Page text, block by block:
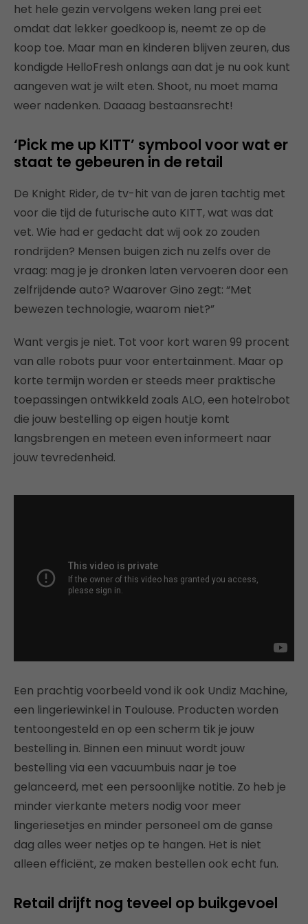
het hele gezin vervolgens weken lang prei eet
omdat dat lekker goedkoop is, neemt ze op de
koop toe. Maar man en kinderen blijven zeuren, dus
kondigde HelloFresh onlangs aan dat je nu ook kunt
aangeven wat je wilt eten. Shoot, nu moet mama
weer nadenken. Daaaag bestaansrecht!
‘Pick me up KITT’ symbool voor wat er
staat te gebeuren in de retail
De Knight Rider, de tv-hit van de jaren tachtig met
voor die tijd de futurische auto KITT, wat was dat
vet. Wie had er gedacht dat wij ook zo zouden
rondrijden? Mensen buigen zich nu zelfs over de
vraag: mag je je dronken laten vervoeren door een
zelfrijdende auto? Waarover Gino zegt: “Met
bewezen technologie, waarom niet?”
Want vergis je niet. Tot voor kort waren 99 procent
van alle robots puur voor entertainment. Maar op
korte termijn worden er steeds meer praktische
toepassingen ontwikkeld zoals ALO, een hotelrobot
die jouw bestelling op eigen houtje komt
langsbrengen en meteen even informeert naar
jouw tevredenheid.
Een prachtig voorbeeld vond ik ook Undiz Machine,
een lingeriewinkel in Toulouse. Producten worden
tentoongesteld en op een scherm tik je jouw
bestelling in. Binnen een minuut wordt jouw
bestelling via een vacuumbuis naar je toe
gelanceerd, met een persoonlijke notitie. Zo heb je
minder vierkante meters nodig voor meer
lingeriesetjes en minder personeel om de ganse
dag alles weer netjes op te hangen. Het is niet
alleen efficiënt, ze maken bestellen ook echt fun.
Retail drijft nog teveel op buikgevoel